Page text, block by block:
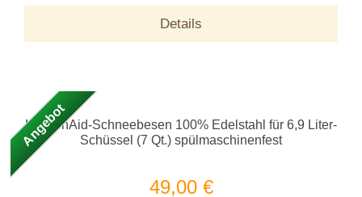
KitchenAid-Schneebesen 100% Edelstahl für 6,9 Liter-
Schüssel (7 Qt.) spülmaschinenfest
89,00 €